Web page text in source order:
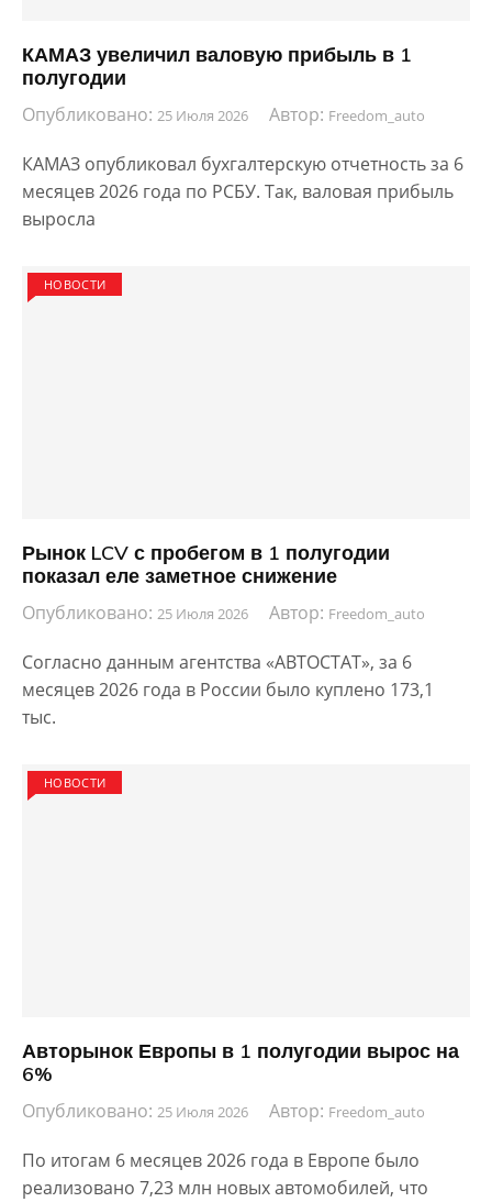
КАМАЗ увеличил валовую прибыль в 1
полугодии
Опубликовано: 25 Июля 2026 Автор: Freedom_auto
КАМАЗ опубликовал бухгалтерскую отчетность за 6
месяцев 2026 года по РСБУ. Так, валовая прибыль
выросла
НОВОСТИ
Рынок LCV с пробегом в 1 полугодии
показал еле заметное снижение
Опубликовано: 25 Июля 2026 Автор: Freedom_auto
Согласно данным агентства «АВТОСТАТ», за 6
месяцев 2026 года в России было куплено 173,1
тыс.
НОВОСТИ
Авторынок Европы в 1 полугодии вырос на
6%
Опубликовано: 25 Июля 2026 Автор: Freedom_auto
По итогам 6 месяцев 2026 года в Европе было
реализовано 7,23 млн новых автомобилей, что